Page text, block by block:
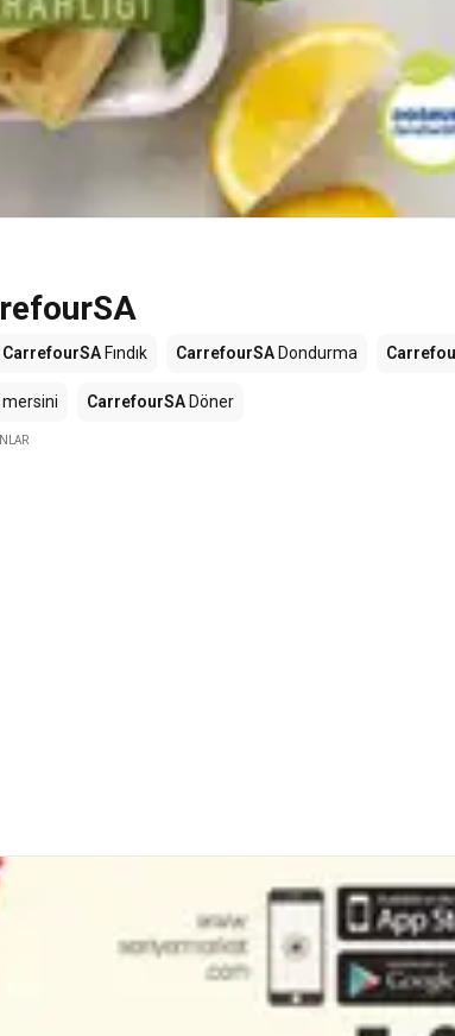
CarrefourSA Fındık CarrefourSA Dondurma
CarrefourSA Döner